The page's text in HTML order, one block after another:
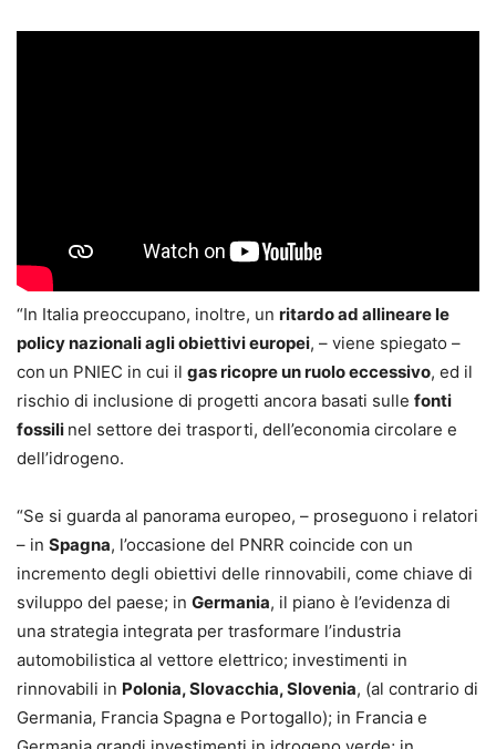
“In Italia preoccupano, inoltre, un ritardo ad allineare le
policy nazionali agli obiettivi europei, – viene spiegato –
con un PNIEC in cui il gas ricopre un ruolo eccessivo, ed il
rischio di inclusione di progetti ancora basati sulle fonti
fossili nel settore dei trasporti, dell’economia circolare e
dell’idrogeno.
“Se si guarda al panorama europeo, – proseguono i relatori
– in Spagna, l’occasione del PNRR coincide con un
incremento degli obiettivi delle rinnovabili, come chiave di
sviluppo del paese; in Germania, il piano è l’evidenza di
una strategia integrata per trasformare l’industria
automobilistica al vettore elettrico; investimenti in
rinnovabili in Polonia, Slovacchia, Slovenia, (al contrario di
Germania, Francia Spagna e Portogallo); in Francia e